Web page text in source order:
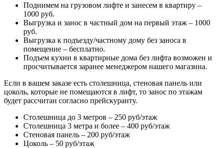
Поднимем на грузовом лифте и занесем в квартиру –
1000 руб.
Выгрузка и занос в частный дом на первый этаж – 1000
руб.
Выгрузка к подъезду/частному дому без заноса в
помещение – бесплатно.
Подъем кухни в квартирные дома без лифта возможен и
просчитывается заранее менеджером нашего магазина.
Если в вашем заказе есть столешница, стеновая панель или
цоколь, которые не помещаются в лифт, то занос по этажам
будет рассчитан согласно прейскуранту.
Столешница до 3 метров – 250 руб/этаж
Столешница 3 метра и более – 400 руб/этаж
Стеновая панель – 200 руб/этаж
Цоколь – 50 руб/этаж